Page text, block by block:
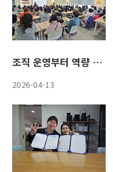
조직 운영부터 역량 강화까지… 어서 와, 자활근로는 처음이지?
2026-04-13